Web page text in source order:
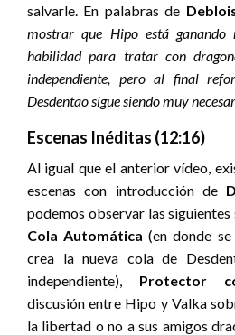
salvarle. En palabras de
mostrar que Hipo está ganando
habilidad para tratar con
independiente, pero al final
Desdentao sigue siendo muy
Escenas Inéditas (12:16)
Al igual que el anterior vídeo,
escenas con introducción de
podemos observar las siguientes
Cola Automática (en donde
crea la nueva cola de
independiente), Protector
discusión entre Hipo y Valka
la libertad o no a sus amigos